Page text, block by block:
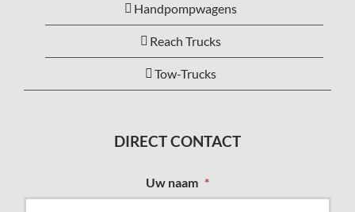
Handpompwagens
Reach Trucks
Tow-Trucks
DIRECT CONTACT
Uw naam *